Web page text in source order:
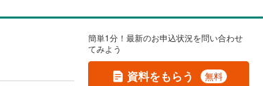
簡単1分！最新のお申込状況を問い合わせ
てみよう
資料をもらう 無料